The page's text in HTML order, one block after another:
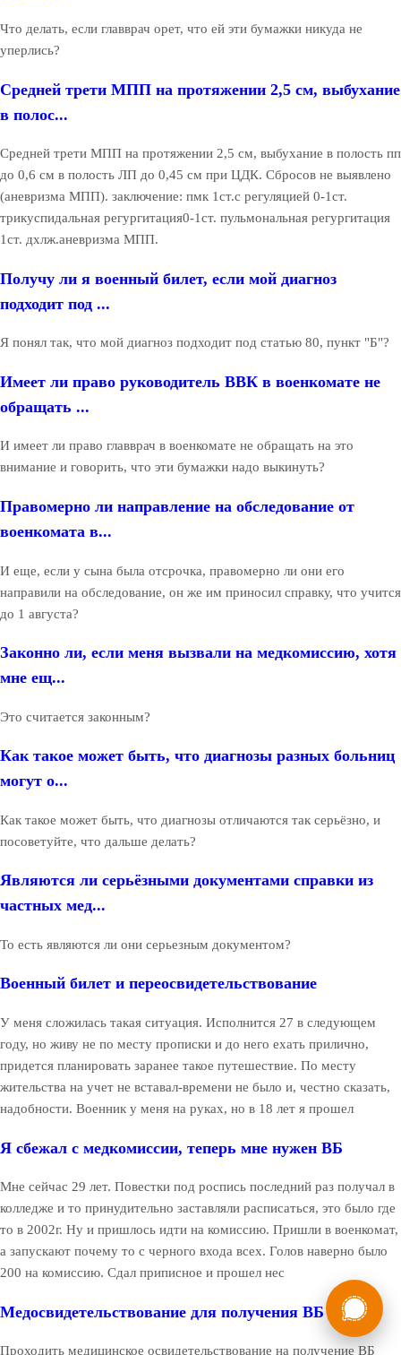
Что делать, если главврач орет, что ей эти бумажки никуда не
уперлись?
Средней трети МПП на протяжении 2,5 см, выбухание
в полос...
Средней трети МПП на протяжении 2,5 см, выбухание в полость пп
до 0,6 см в полость ЛП до 0,45 см при ЦДК. Сбросов не выявлено
(аневризма МПП). заключение: пмк 1ст.с регуляцией 0-1ст.
трикуспидальная регургитация0-1ст. пульмональная регургитация
1ст. дхлж.аневризма МПП.
Получу ли я военный билет, если мой диагноз
подходит под ...
Я понял так, что мой диагноз подходит под статью 80, пункт "Б"?
Имеет ли право руководитель ВВК в военкомате не
обращать ...
И имеет ли право главврач в военкомате не обращать на это
внимание и говорить, что эти бумажки надо выкинуть?
Правомерно ли направление на обследование от
военкомата в...
И еще, если у сына была отсрочка, правомерно ли они его
направили на обследование, он же им приносил справку, что учится
до 1 августа?
Законно ли, если меня вызвали на медкомиссию, хотя
мне ещ...
Это считается законным?
Как такое может быть, что диагнозы разных больниц
могут о...
Как такое может быть, что диагнозы отличаются так серьёзно, и
посоветуйте, что дальше делать?
Являются ли серьёзными документами справки из
частных мед...
То есть являются ли они серьезным документом?
Военный билет и переосвидетельствование
У меня сложилась такая ситуация. Исполнится 27 в следующем
году, но живу не по месту прописки и до него ехать прилично,
придется планировать заранее такое путешествие. По месту
жительства на учет не вставал-времени не было и, честно сказать,
надобности. Военник у меня на руках, но в 18 лет я прошел
Я сбежал с медкомиссии, теперь мне нужен ВБ
Мне сейчас 29 лет. Повестки под роспись последний раз получал в
колледже и то принудительно заставляли расписаться, это было где
то в 2002г. Ну и пришлось идти на комиссию. Пришли в военкомат,
а запускают почему то с черного входа всех. Голов наверно было
200 на комиссию. Сдал приписное и прошел нес
Медосвидетельствование для получения ВБ
Проходить медицинское освидетельствование на получение ВБ
Бесплатная